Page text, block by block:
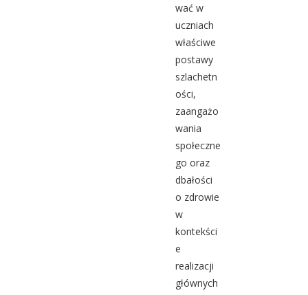
wać w
uczniach
właściwe
postawy
szlachetn
ości,
zaangażo
wania
społeczne
go oraz
dbałości
o zdrowie
w
kontekści
e
realizacji
głównych